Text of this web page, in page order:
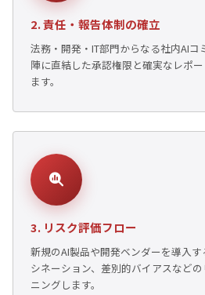
2. 責任・報告体制の確立
法務・開発・IT部門からなる社内AIコ
陣に直結した承認権限と確実なレポ
ます。
3. リスク評価フロー
新規のAI製品や開発ベンダーを導入
シネーション、差別的バイアスなど
ニングします。